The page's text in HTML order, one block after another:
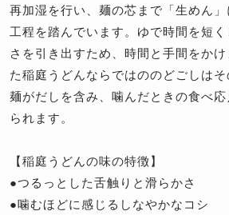
再加湿を行い、麺の芯まで「生めん
工程を踏んでいます。ゆで時間を短
さを引き出すため、時間と手間をか
た稲庭うどんならではののどごしは
麺がだしを含み、噛んだときの食べ
られます。
【稲庭うどんの味の特徴】
●つるっとした舌触りと滑らかさ
●噛むほどに感じるしなやかなコシ